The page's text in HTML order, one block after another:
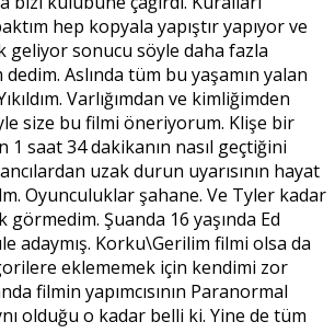
hep kopyala yapıştır yapıyor ve
geliyor sonucu söyle daha fazla
dedim. Aslında tüm bu yaşamın yalan
Varlığımdan ve kimliğimden
size bu filmi öneriyorum. Klişe bir
1 saat 34 dakikanın nasıl geçtiğini
uzak durun uyarısının hayat
Oyunculuklar şahane. Ve Tyler kadar
Şuanda 16 yaşında Ed
adaymış. Korku\Gerilim filmi olsa da
eklememek için kendimi zor
filmin yapımcısının Paranormal
olduğu o kadar belli ki. Yine de tüm